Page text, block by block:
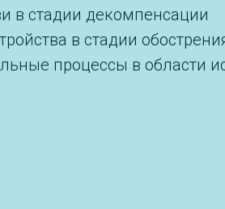
в стадии декомпенсации
в стадии
процессы в области